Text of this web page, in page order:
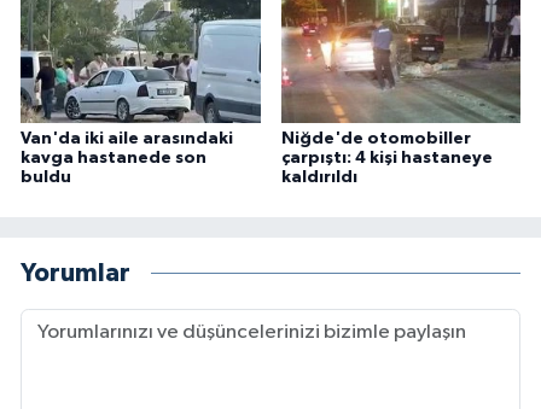
Van'da iki aile arasındaki
kavga hastanede son
buldu
Niğde'de otomobiller
çarpıştı: 4 kişi hastaneye
kaldırıldı
Yorumlar